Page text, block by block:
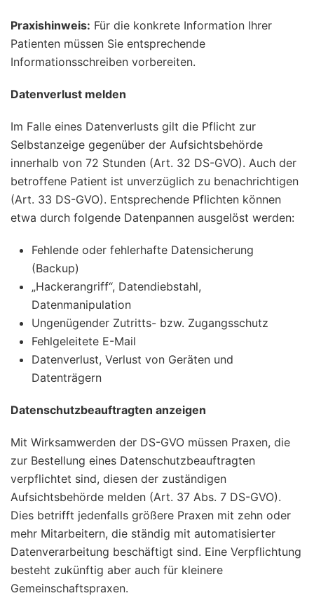
Praxishinweis: Für die konkrete Information Ihrer
Patienten müssen Sie entsprechende
Informationsschreiben vorbereiten.
Datenverlust melden
Im Falle eines Datenverlusts gilt die Pflicht zur
Selbstanzeige gegenüber der Aufsichtsbehörde
innerhalb von 72 Stunden (Art. 32 DS-GVO). Auch der
betroffene Patient ist unverzüglich zu benachrichtigen
(Art. 33 DS-GVO). Entsprechende Pflichten können
etwa durch folgende Datenpannen ausgelöst werden:
Fehlende oder fehlerhafte Datensicherung
(Backup)
„Hackerangriff“, Datendiebstahl,
Datenmanipulation
Ungenügender Zutritts- bzw. Zugangsschutz
Fehlgeleitete E-Mail
Datenverlust, Verlust von Geräten und
Datenträgern
Datenschutzbeauftragten anzeigen
Mit Wirksamwerden der DS-GVO müssen Praxen, die
zur Bestellung eines Datenschutzbeauftragten
verpflichtet sind, diesen der zuständigen
Aufsichtsbehörde melden (Art. 37 Abs. 7 DS-GVO).
Dies betrifft jedenfalls größere Praxen mit zehn oder
mehr Mitarbeitern, die ständig mit automatisierter
Datenverarbeitung beschäftigt sind. Eine Verpflichtung
besteht zukünftig aber auch für kleinere
Gemeinschaftspraxen.